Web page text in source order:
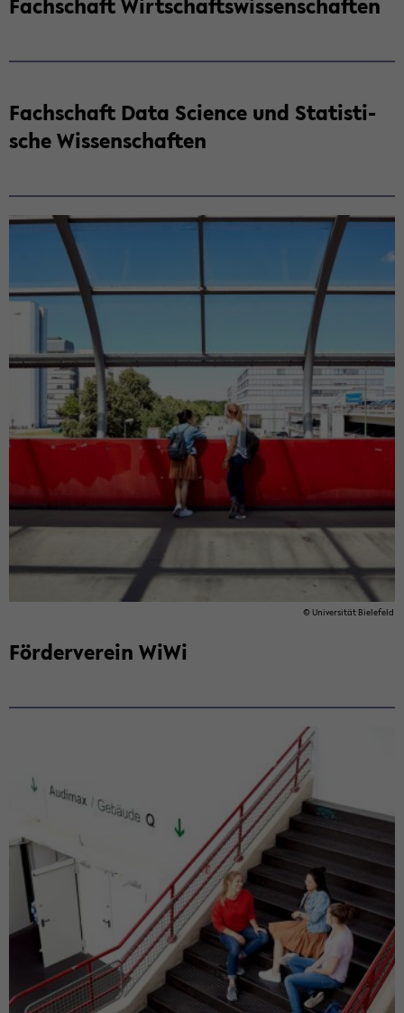
Fach­schaft Data Sci­ence und Sta­tis­ti­
sche Wis­sen­schaf­ten
© Uni­ver­si­tät Bie­le­feld
För­der­ver­ein WiWi